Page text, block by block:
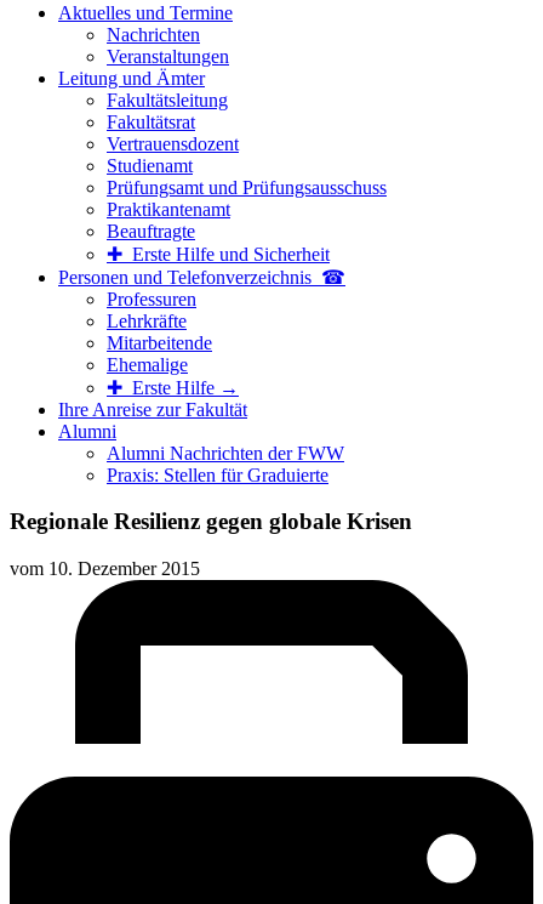
Aktuelles und Termine
Nachrichten
Veranstaltungen
Leitung und Ämter
Fakultätsleitung
Fakultätsrat
Vertrauensdozent
Studienamt
Prüfungsamt und Prüfungsausschuss
Praktikantenamt
Beauftragte
✚ Erste Hilfe und Sicherheit
Personen und Telefon­verzeichnis ☎
Professuren
Lehrkräfte
Mitarbeitende
Ehemalige
✚ Erste Hilfe →
Ihre Anreise zur Fakultät
Alumni
Alumni Nachrichten der FWW
Praxis: Stellen für Graduierte
Regionale Resilienz gegen globale Krisen
vom 10. Dezember 2015